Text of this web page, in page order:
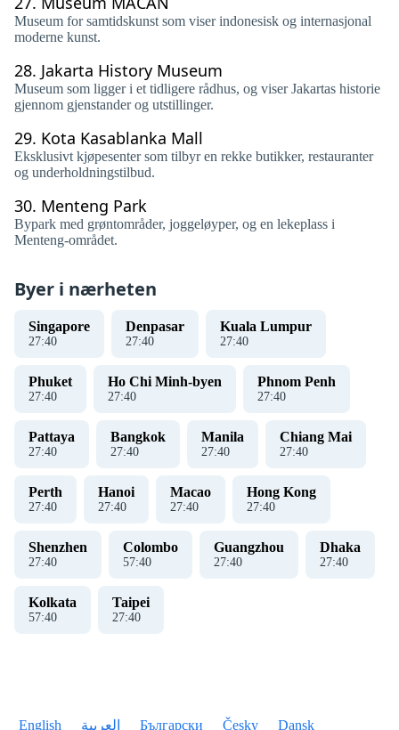
Museum for samtidskunst som viser indonesisk og internasjonal
moderne kunst.
28. Jakarta History Museum
Museum som ligger i et tidligere rådhus, og viser Jakartas historie
gjennom gjenstander og utstillinger.
29. Kota Kasablanka Mall
Eksklusivt kjøpesenter som tilbyr en rekke butikker, restauranter
og underholdningstilbud.
30. Menteng Park
Bypark med grøntområder, joggeløyper, og en lekeplass i
Menteng-området.
Byer i nærheten
Singapore
27:40
Denpasar
27:40
Kuala Lumpur
27:40
Phuket
27:40
Ho Chi Minh-byen
27:40
Phnom Penh
27:40
Pattaya
27:40
Bangkok
27:40
Manila
27:40
Chiang Mai
27:40
Perth
27:40
Hanoi
27:40
Macao
27:40
Hong Kong
27:40
Shenzhen
27:40
Colombo
57:40
Guangzhou
27:40
Dhaka
27:40
Kolkata
57:40
Taipei
27:40
English العربية Български Česky Dansk